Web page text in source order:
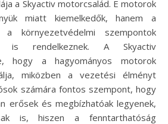
a Skyactiv motorcsalád. E motorok
miatt kiemelkedők, hanem a
a környezetvédelmi szempontok
is rendelkeznek. A Skyactiv
hogy a hagyományos motorok
miközben a vezetési élményt
számára fontos szempont, hogy
erősek és megbízhatóak legyenek,
is, hiszen a fenntarthatóság